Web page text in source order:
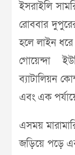
ইসরাইলি
রোববার
হলে লাইন
গোয়েন্দা
ব্যাটালিয়ন
এবং এক
এসময়
জড়িয়ে পড়ে